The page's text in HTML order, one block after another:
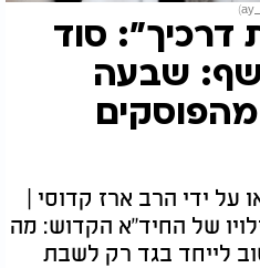
דרכיך": סוד
שבעה
מהפוסקים
על ידי הרב ארז קדוסי |
של החיד"א הקדוש: מה
לייחד בגד רק לשבת